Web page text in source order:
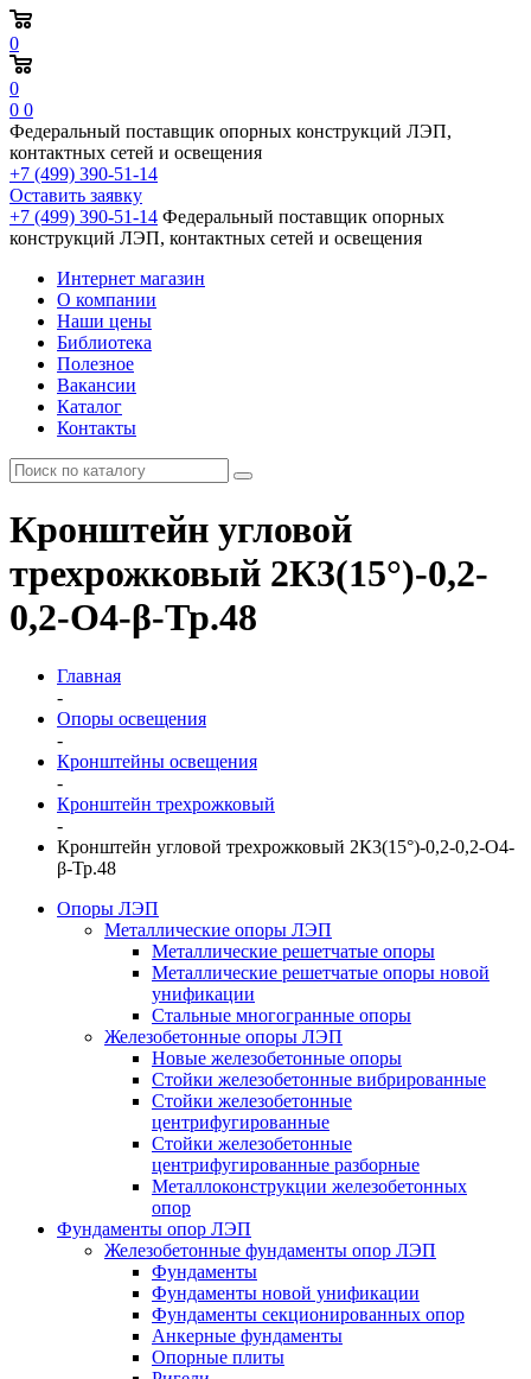
0
0
0 0
Федеральный поставщик опорных конструкций ЛЭП,
контактных сетей и освещения
+7 (499) 390-51-14
Оставить заявку
+7 (499) 390-51-14 Федеральный поставщик опорных
конструкций ЛЭП, контактных сетей и освещения
Интернет магазин
О компании
Наши цены
Библиотека
Полезное
Вакансии
Каталог
Контакты
Кронштейн угловой
трехрожковый 2К3(15°)-0,2-
0,2-О4-β-Тр.48
Главная
-
Опоры освещения
-
Кронштейны освещения
-
Кронштейн трехрожковый
-
Кронштейн угловой трехрожковый 2К3(15°)-0,2-0,2-О4-
β-Тр.48
Опоры ЛЭП
Металлические опоры ЛЭП
Металлические решетчатые опоры
Металлические решетчатые опоры новой
унификации
Стальные многогранные опоры
Железобетонные опоры ЛЭП
Новые железобетонные опоры
Стойки железобетонные вибрированные
Стойки железобетонные
центрифугированные
Стойки железобетонные
центрифугированные разборные
Металлоконструкции железобетонных
опор
Фундаменты опор ЛЭП
Железобетонные фундаменты опор ЛЭП
Фундаменты
Фундаменты новой унификации
Фундаменты секционированных опор
Анкерные фундаменты
Опорные плиты